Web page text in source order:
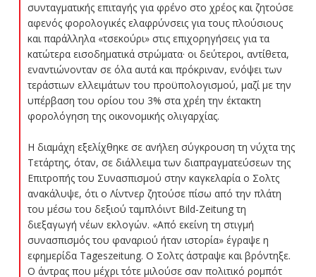
συνταγματικής επιταγής για φρένο στο χρέος και ζητούσε
αφενός φορολογικές ελαφρύνσεις για τους πλούσιους
και παράλληλα «τσεκούρι» στις επιχορηγήσεις για τα
κατώτερα εισοδηματικά στρώματα· οι δεύτεροι, αντίθετα,
εναντιώνονταν σε όλα αυτά και πρόκριναν, ενόψει των
τεράστιων ελλειμάτων του προϋπολογισμού, μαζί με την
υπέρβαση του ορίου του 3% στα χρέη την έκτακτη
φορολόγηση της οικονομικής ολιγαρχίας.
Η διαμάχη εξελίχθηκε σε ανήλεη σύγκρουση τη νύχτα της
Τετάρτης, όταν, σε διάλλειμα των διαπραγματεύσεων της
Επιτροπής του Συνασπισμού στην καγκελαρία ο Σολτς
ανακάλυψε, ότι ο Λίντνερ ζητούσε πίσω από την πλάτη
του μέσω του δεξιού ταμπλόιντ Bild-Zeitung τη
διεξαγωγή νέων εκλογών. «Από εκείνη τη στιγμή
συνασπισμός του φαναριού ήταν ιστορία» έγραψε η
εφημερίδα Tageszeitung. Ο Σολτς άστραψε και βρόντηξε.
Ο άντρας που μέχρι τότε μιλούσε σαν πολιτικό ρομπότ